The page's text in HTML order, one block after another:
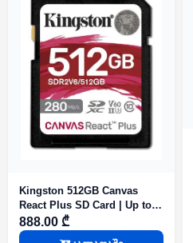
Kingston 512GB Canvas
React Plus SD Card | Up to
280MB/s | High Performance
Photography | Class 10 UHS-
888.00 ₾